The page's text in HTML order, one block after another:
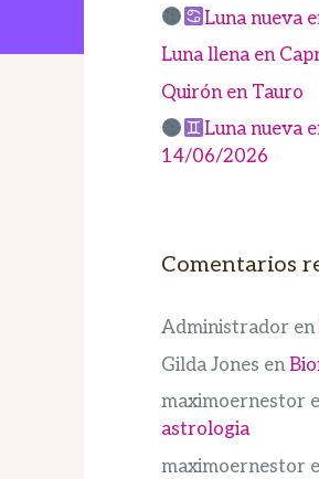
Luna nueva
Luna llena en
Quirón en Tauro
Luna nueva
14/06/2026
Comentarios
Administrador en
Gilda Jones en
maximoernestor
astrologia
maximoernestor